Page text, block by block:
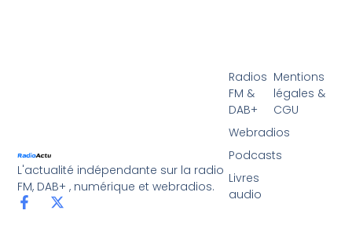
L'actualité indépendante sur la radio
FM, DAB+ , numérique et webradios.
Radios
FM &
DAB+
Webradios
Podcasts
Livres
audio
Mentions
légales &
CGU